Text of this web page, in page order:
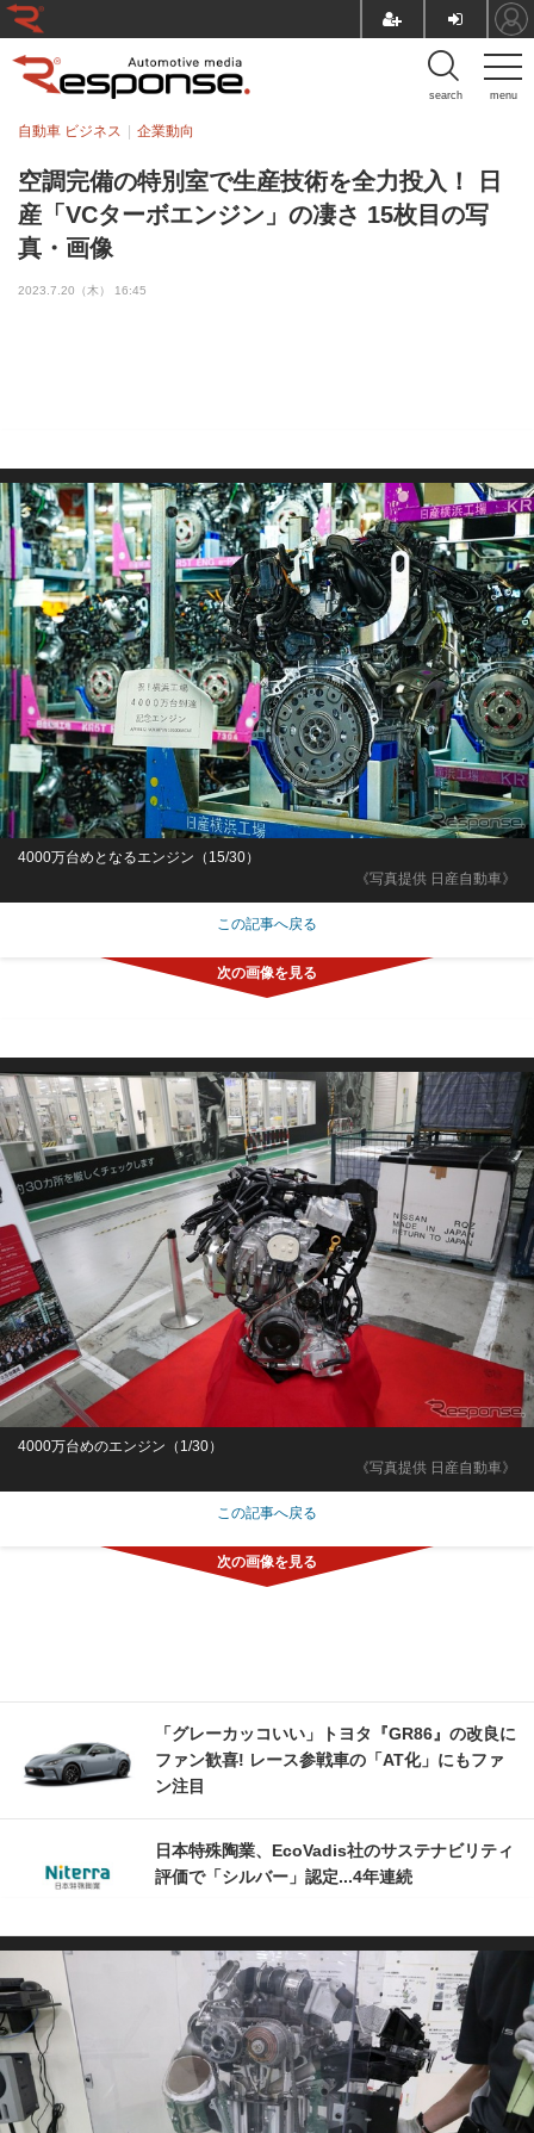
menu
search
空調完備の特別室で生産技術を全力投入！ 日
産「VCターボエンジン」の凄さ 15枚目の写
真・画像
自動車 ビジネス 企業動向
2023.7.20（木） 16:45
《写真提供 日産自動車》
4000万台めとなるエンジン（15/30）
この記事へ戻る
《写真提供 日産自動車》
4000万台めのエンジン（1/30）
この記事へ戻る
「グレーカッコいい」トヨタ『GR86』の改良に
ファン歓喜! レース参戦車の「AT化」にもファ
ン注目
日本特殊陶業、EcoVadis社のサステナビリティ
評価で「シルバー」認定...4年連続